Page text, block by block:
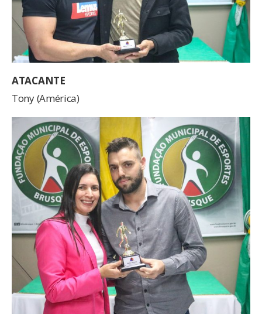
ATACANTE
Tony (América)